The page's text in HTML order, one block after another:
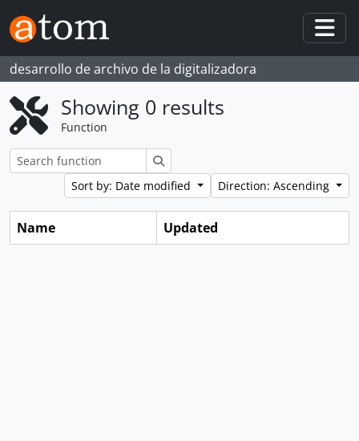
Skip to main content
desarrollo de archivo de la digitalizadora
Showing 0 results
Function
Sort by: Date modified
Direction: Ascending
Name Updated